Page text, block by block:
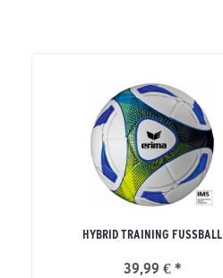
HYBRID TRAINING FUSSBALL
39,99 € *